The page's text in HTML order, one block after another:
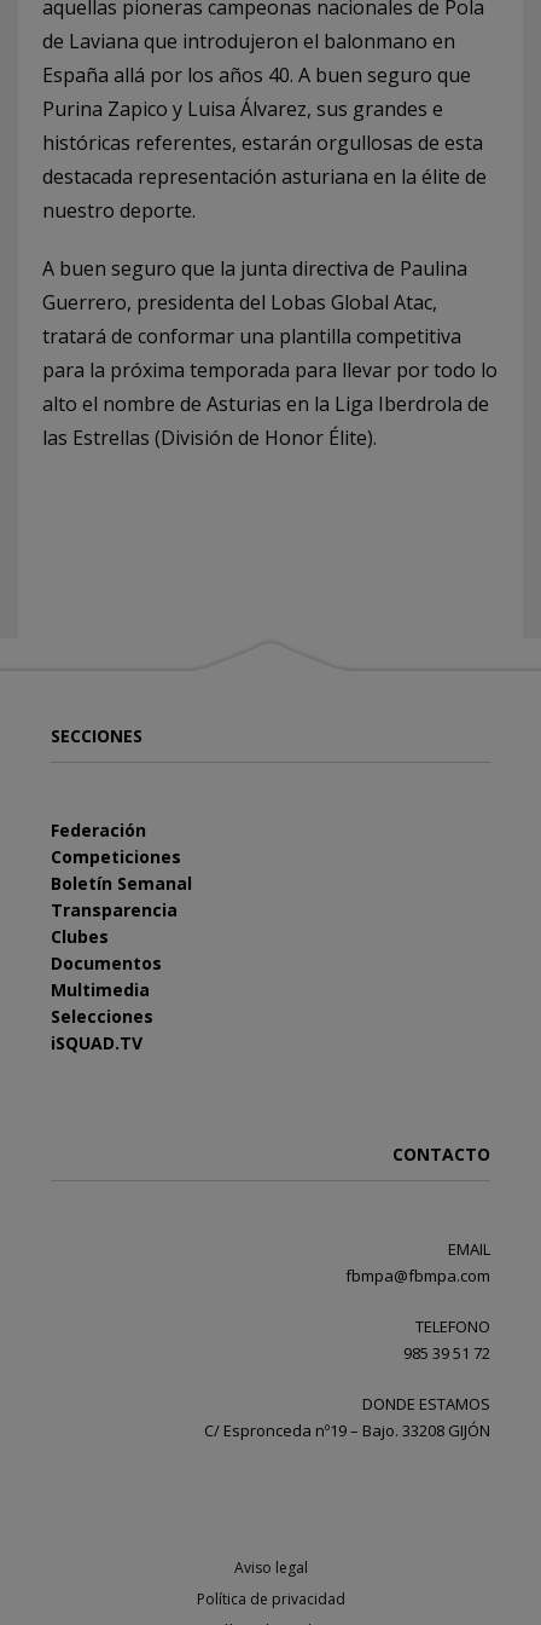
aquellas pioneras campeonas nacionales de Pola
de Laviana que introdujeron el balonmano en
España allá por los años 40. A buen seguro que
Purina Zapico y Luisa Álvarez, sus grandes e
históricas referentes, estarán orgullosas de esta
destacada representación asturiana en la élite de
nuestro deporte.
A buen seguro que la junta directiva de Paulina
Guerrero, presidenta del Lobas Global Atac,
tratará de conformar una plantilla competitiva
para la próxima temporada para llevar por todo lo
alto el nombre de Asturias en la Liga Iberdrola de
las Estrellas (División de Honor Élite).
SECCIONES
Federación
Competiciones
Boletín Semanal
Transparencia
Clubes
Documentos
Multimedia
Selecciones
iSQUAD.TV
CONTACTO
EMAIL
fbmpa@fbmpa.com
TELEFONO
985 39 51 72
DONDE ESTAMOS
C/ Espronceda nº19 – Bajo. 33208 GIJÓN
Aviso legal
Política de privacidad